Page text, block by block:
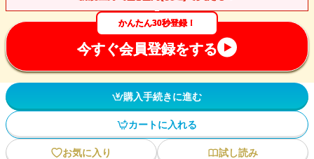
かんたん30秒登録！
今すぐ会員登録をする
購入手続きに進む
カートに入れる
お気に入り
試し読み